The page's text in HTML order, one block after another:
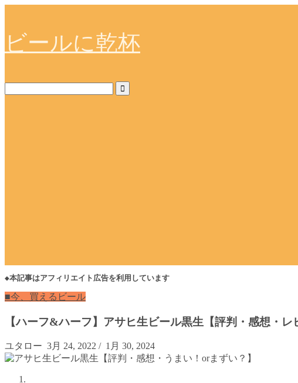
ビールに乾杯
◆本記事はアフィリエイト広告を利用しています
■今、買えるビール
【ハーフ&ハーフ】アサヒ生ビール黒生【評判・感想・レ
ユタロー 3月 24, 2022 / 1月 30, 2024